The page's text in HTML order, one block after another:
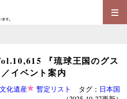
≡
『琉球王国のグス
イベント案内
文化遺産 暫定リスト タグ： 日本国